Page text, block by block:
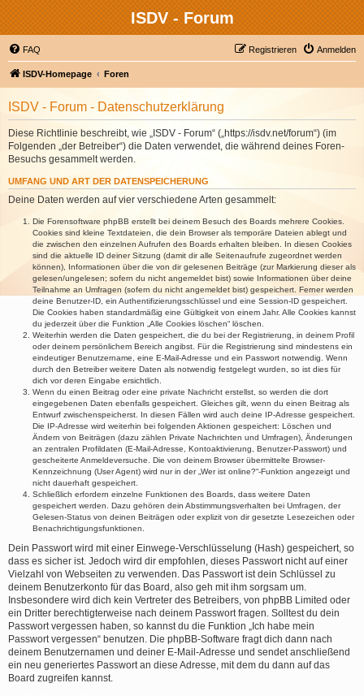
ISDV - Forum
FAQ Anmelden
Registrieren
ISDV-Homepage Foren
ISDV - Forum - Datenschutzerklärung
Diese Richtlinie beschreibt, wie „ISDV - Forum“ („https://isdv.net/forum“) (im
Folgenden „der Betreiber“) die Daten verwendet, die während deines Foren-
Besuchs gesammelt werden.
UMFANG UND ART DER DATENSPEICHERUNG
Deine Daten werden auf vier verschiedene Arten gesammelt:
Die Forensoftware phpBB erstellt bei deinem Besuch des Boards mehrere Cookies.
Cookies sind kleine Textdateien, die dein Browser als temporäre Dateien ablegt und
die zwischen den einzelnen Aufrufen des Boards erhalten bleiben. In diesen Cookies
sind die aktuelle ID deiner Sitzung (damit dir alle Seitenaufrufe zugeordnet werden
können), Informationen über die von dir gelesenen Beiträge (zur Markierung dieser als
gelesen/ungelesen; sofern du nicht angemeldet bist) sowie Informationen über deine
Teilnahme an Umfragen (sofern du nicht angemeldet bist) gespeichert. Ferner werden
deine Benutzer-ID, ein Authentifizierungsschlüssel und eine Session-ID gespeichert.
Die Cookies haben standardmäßig eine Gültigkeit von einem Jahr. Alle Cookies kannst
du jederzeit über die Funktion „Alle Cookies löschen“ löschen.
Weiterhin werden die Daten gespeichert, die du bei der Registrierung, in deinem Profil
oder deinem persönlichem Bereich angibst. Für die Registrierung sind mindestens ein
eindeutiger Benutzername, eine E-Mail-Adresse und ein Passwort notwendig. Wenn
durch den Betreiber weitere Daten als notwendig festgelegt wurden, so ist dies für
dich vor deren Eingabe ersichtlich.
Wenn du einen Beitrag oder eine private Nachricht erstellst, so werden die dort
eingegebenen Daten ebenfalls gespeichert. Gleiches gilt, wenn du einen Beitrag als
Entwurf zwischenspeicherst. In diesen Fällen wird auch deine IP-Adresse gespeichert.
Die IP-Adresse wird weiterhin bei folgenden Aktionen gespeichert: Löschen und
Ändern von Beiträgen (dazu zählen Private Nachrichten und Umfragen), Änderungen
an zentralen Profildaten (E-Mail-Adresse, Kontoaktivierung, Benutzer-Passwort) und
gescheiterte Anmeldeversuche. Die von deinem Browser übermittelte Browser-
Kennzeichnung (User Agent) wird nur in der „Wer ist online?“-Funktion angezeigt und
nicht dauerhaft gespeichert.
Schließlich erfordern einzelne Funktionen des Boards, dass weitere Daten
gespeichert werden. Dazu gehören dein Abstimmungsverhalten bei Umfragen, der
Gelesen-Status von deinen Beiträgen oder explizit von dir gesetzte Lesezeichen oder
Benachrichtigungsfunktionen.
Dein Passwort wird mit einer Einwege-Verschlüsselung (Hash) gespeichert, so
dass es sicher ist. Jedoch wird dir empfohlen, dieses Passwort nicht auf einer
Vielzahl von Webseiten zu verwenden. Das Passwort ist dein Schlüssel zu
deinem Benutzerkonto für das Board, also geh mit ihm sorgsam um.
Insbesondere wird dich kein Vertreter des Betreibers, von phpBB Limited oder
ein Dritter berechtigterweise nach deinem Passwort fragen. Solltest du dein
Passwort vergessen haben, so kannst du die Funktion „Ich habe mein
Passwort vergessen“ benutzen. Die phpBB-Software fragt dich dann nach
deinem Benutzernamen und deiner E-Mail-Adresse und sendet anschließend
ein neu generiertes Passwort an diese Adresse, mit dem du dann auf das
Board zugreifen kannst.